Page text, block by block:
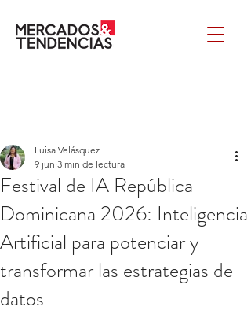
Festival de IA República
Dominicana 2026: Inteligencia
Artificial para potenciar y
transformar las estrategias de
datos
Luisa Velásquez
9 jun 3 min de lectura